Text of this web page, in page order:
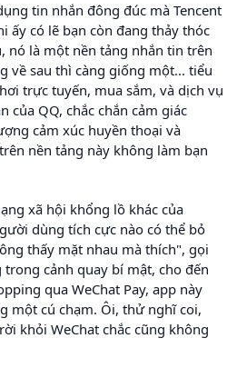
tin nhắn đông đúc mà Tencent
ấy có lẽ bạn còn đang thảy thóc
nó là một nền tảng nhắn tin trên
về sau thì càng giống một... tiểu
trực tuyến, mua sắm, và dịch vụ
của QQ, chắc chắn cảm giác
cảm xúc huyền thoại và
nền tảng này không làm bạn
xã hội khổng lồ khác của
dùng tích cực nào có thể bỏ
thấy mặt nhau mà thích", gọi
cảnh quay bí mật, cho đến
qua WeChat Pay, app này
một cú chạm. Ôi, thử nghĩ coi,
khỏi WeChat chắc cũng không